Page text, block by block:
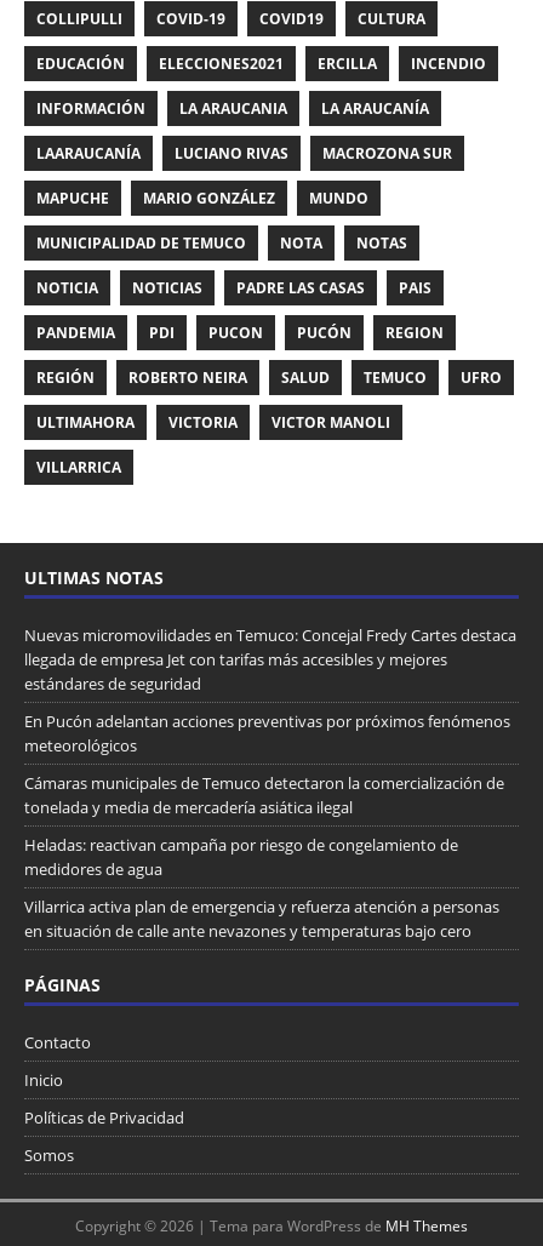
COLLIPULLI COVID-19 COVID19 CULTURA
EDUCACIÓN ELECCIONES2021 ERCILLA INCENDIO
INFORMACIÓN LA ARAUCANIA LA ARAUCANÍA
LAARAUCANÍA LUCIANO RIVAS MACROZONA SUR
MAPUCHE MARIO GONZÁLEZ MUNDO
MUNICIPALIDAD DE TEMUCO NOTA NOTAS
NOTICIA NOTICIAS PADRE LAS CASAS PAIS
PANDEMIA PDI PUCON PUCÓN REGION
REGIÓN ROBERTO NEIRA SALUD TEMUCO UFRO
ULTIMAHORA VICTORIA VICTOR MANOLI
VILLARRICA
ULTIMAS NOTAS
Nuevas micromovilidades en Temuco: Concejal Fredy Cartes destaca
llegada de empresa Jet con tarifas más accesibles y mejores
estándares de seguridad
En Pucón adelantan acciones preventivas por próximos fenómenos
meteorológicos
Cámaras municipales de Temuco detectaron la comercialización de
tonelada y media de mercadería asiática ilegal
Heladas: reactivan campaña por riesgo de congelamiento de
medidores de agua
Villarrica activa plan de emergencia y refuerza atención a personas
en situación de calle ante nevazones y temperaturas bajo cero
PÁGINAS
Contacto
Inicio
Políticas de Privacidad
Somos
Copyright © 2026 | Tema para WordPress de MH Themes